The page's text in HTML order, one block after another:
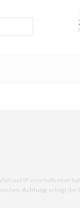
und IP innerhalb einer
Achtung: erfolgt der